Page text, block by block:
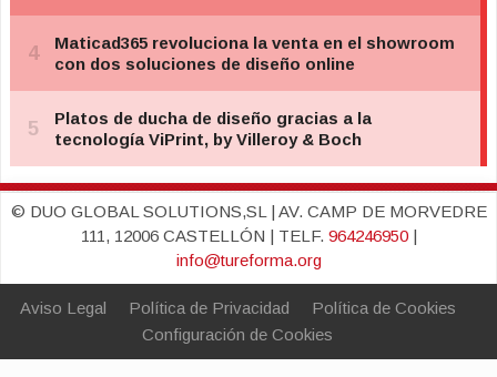
© DUO GLOBAL SOLUTIONS,SL | AV. CAMP DE MORVEDRE
111, 12006 CASTELLÓN | TELF. 964246950|
info@tureforma.org
Aviso Legal Política de Privacidad
Política de Cookies
Configuración de Cookies